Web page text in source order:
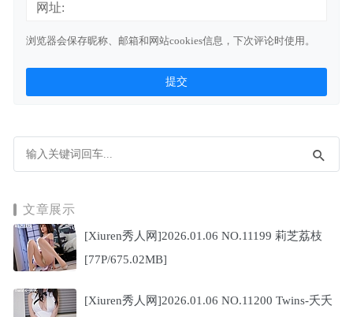
网址:
浏览器会保存昵称、邮箱和网站cookies信息，下次评论时使用。
文章展示
[Xiuren秀人网]2026.01.06 NO.11199 莉芝荔枝
[77P/675.02MB]
[Xiuren秀人网]2026.01.06 NO.11200 Twins-夭夭